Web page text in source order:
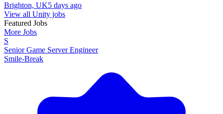
Brighton, UK5 days ago
View all Unity jobs
Featured Jobs
More Jobs
S
Senior Game Server Engineer
Smile-Break